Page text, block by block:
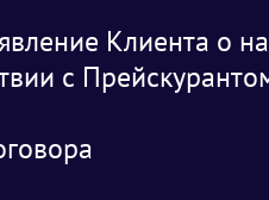
Клиента о
с